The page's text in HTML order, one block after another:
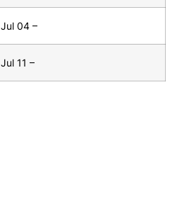
Jul 04 –
Jul 11 –